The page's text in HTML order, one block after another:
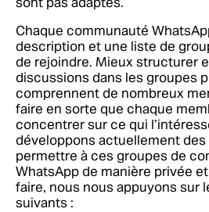
Chaque communauté
description et une liste de
de rejoindre. Mieux structurer
discussions dans les groupes
comprennent de nombreux
faire en sorte que chaque
concentrer sur ce qui
développons actuellement des
permettre à ces groupes de
WhatsApp de manière privée
faire, nous nous appuyons sur
suivants :